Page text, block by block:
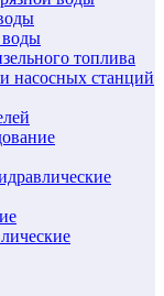
топлива
насосных станций